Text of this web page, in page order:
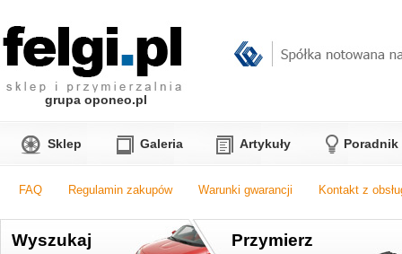
grupa oponeo.pl
Sklep Galeria Artykuły Poradnik
FAQ Regulamin zakupów Warunki gwarancji Kontakt z
Wyszukaj Przymierz